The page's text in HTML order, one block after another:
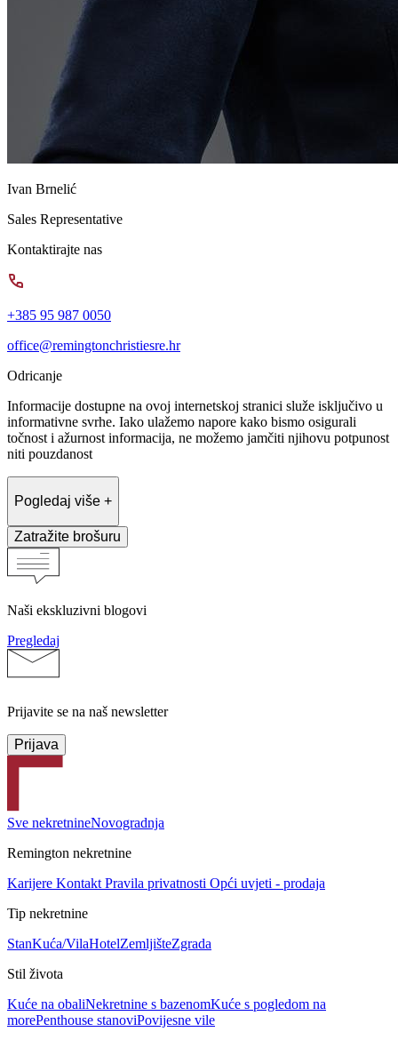
Ivan Brnelić
Sales Representative
Kontaktirajte nas
+385 95 987 0050
office@remingtonchristiesre.hr
Odricanje
Informacije dostupne na ovoj internetskoj stranici služe isključivo u
informativne svrhe. Iako ulažemo napore kako bismo osigurali
točnost i ažurnost informacija, ne možemo jamčiti njihovu potpunost
niti pouzdanost
Pogledaj više +
Zatražite brošuru
Naši ekskluzivni blogovi
Pregledaj
Prijavite se na naš newsletter
Prijava
Sve nekretnineNovogradnja
Remington nekretnine
Karijere KontaktPravila privatnosti Opći uvjeti - prodaja
Tip nekretnine
StanKuća/VilaHotelZemljišteZgrada
Stil života
Kuće na obaliNekretnine s bazenomKuće s pogledom na
morePenthouse stanoviPovijesne vile